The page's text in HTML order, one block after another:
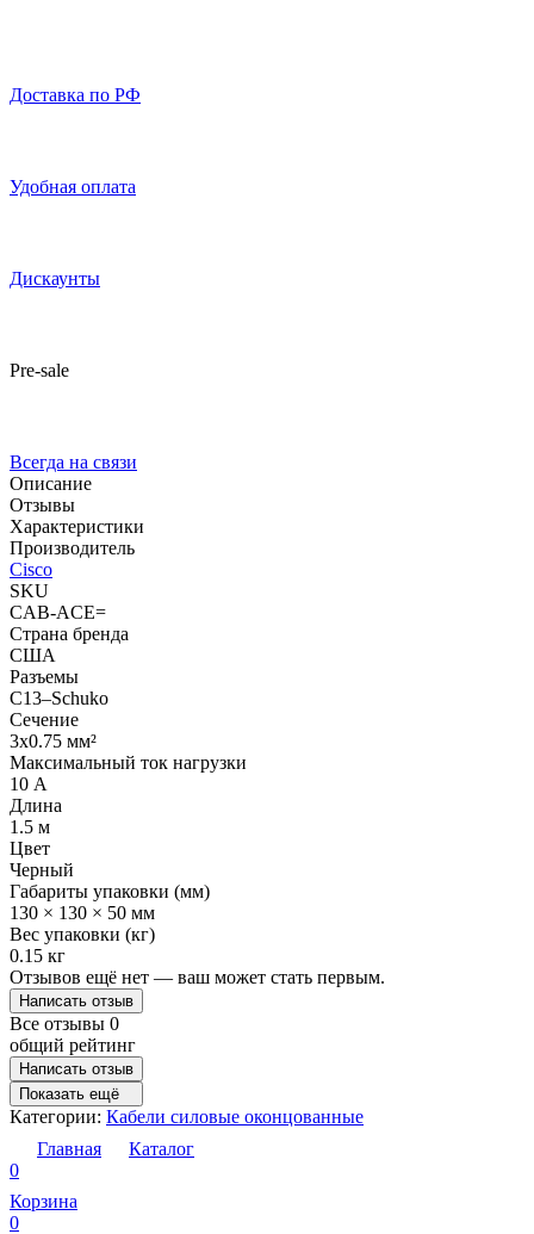
Доставка по РФ
Удобная оплата
Дискаунты
Pre-sale
Всегда на связи
Описание
Отзывы
Характеристики
Производитель
Cisco
SKU
CAB-ACE=
Страна бренда
США
Разъемы
C13–Schuko
Сечение
3x0.75 мм²
Максимальный ток нагрузки
10 А
Длина
1.5 м
Цвет
Черный
Габариты упаковки (мм)
130 × 130 × 50 мм
Вес упаковки (кг)
0.15 кг
Отзывов ещё нет — ваш может стать первым.
Написать отзыв
Все отзывы 0
общий рейтинг
Написать отзыв
Показать ещё
Категории: Кабели силовые оконцованные
Главная
Каталог
0
Корзина
0